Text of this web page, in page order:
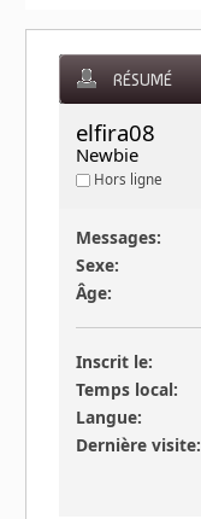
RÉSUMÉ
elfira08
Newbie
Hors ligne
Messages:
Sexe:
Âge:
Inscrit le:
Temps local:
Langue:
Dernière visite: